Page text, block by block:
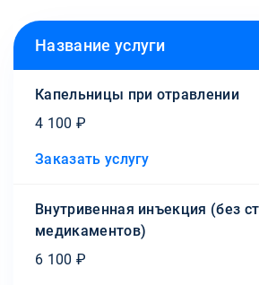
Название услуги
Капельницы при отравлении
4 100 ₽
Заказать услугу
Внутривенная инъекция (без
медикаментов)
6 100 ₽